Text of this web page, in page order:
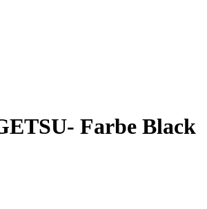
Farbe Black